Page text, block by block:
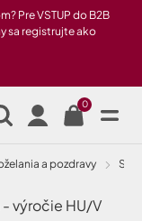
Pre VSTUP do B2B
sa registrujte ako
0
a pozdravy
- výročie HU/V